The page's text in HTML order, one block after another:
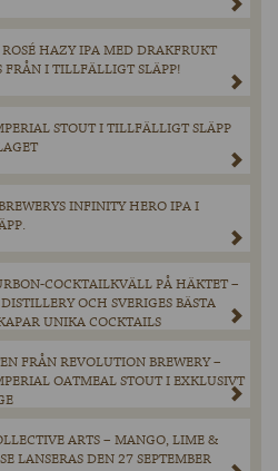
HAZY IPA MED DRAKFRUKT
FRÅN I TILLFÄLLIGT SLÄPP!
STOUT I TILLFÄLLIGT SLÄPP
INFINITY HERO IPA I
COCKTAILKVÄLL PÅ HÄKTET –
OCH SVERIGES BÄSTA
UNIKA COCKTAILS
FRÅN REVOLUTION BREWERY –
OATMEAL STOUT I EXKLUSIVT
ARTS – MANGO, LIME &
LANSERAS DEN 27 SEPTEMBER